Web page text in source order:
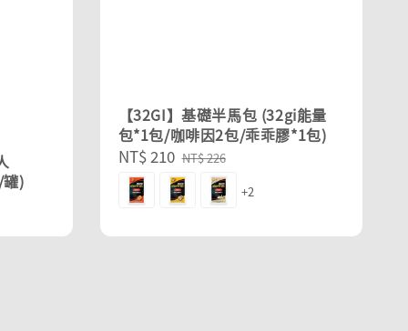
)
【32GI】基礎半馬包 (32gi能量
包*1包/咖啡因2包/乖乖膠*1包)
Sale
price
NT$ 210 Regular
price
NT$ 226
+2